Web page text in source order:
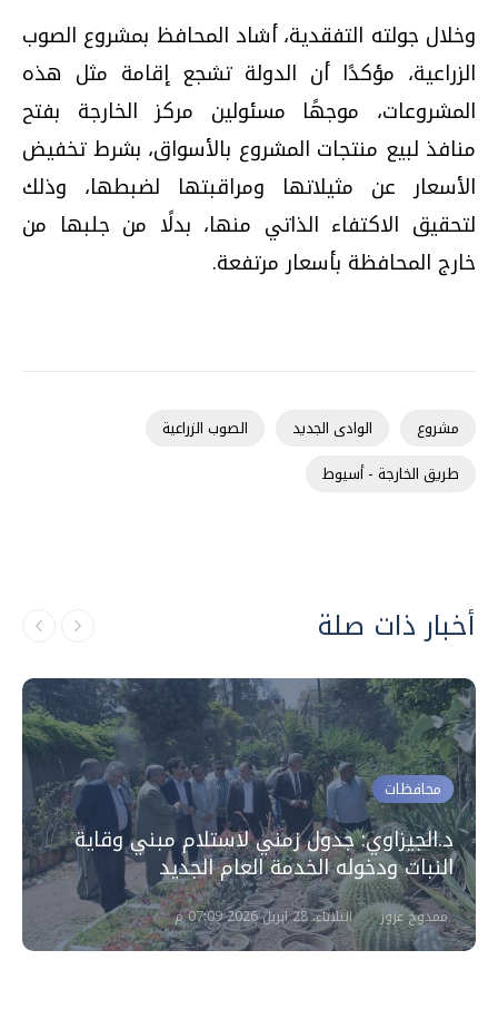
وخلال جولته التفقدية، أشاد المحافظ بمشروع الصوب
الزراعية، مؤكدًا أن الدولة تشجع إقامة مثل هذه
المشروعات، موجهًا مسئولين مركز الخارجة بفتح
منافذ لبيع منتجات المشروع بالأسواق، بشرط تخفيض
الأسعار عن مثيلاتها ومراقبتها لضبطها، وذلك
لتحقيق الاكتفاء الذاتي منها، بدلًا من جلبها من
خارج المحافظة بأسعار مرتفعة.
مشروع الوادى الجديد
الصوب الزراعية
طريق الخارجة - أسيوط
أخبار ذات صلة
محافظات
د.الجيزاوي: جدول زمني لاستلام مبني وقاية
النبات ودخوله الخدمة العام الجديد
ممدوح عزوز الثلاثاء، 28 ابريل 2026 07:09 م